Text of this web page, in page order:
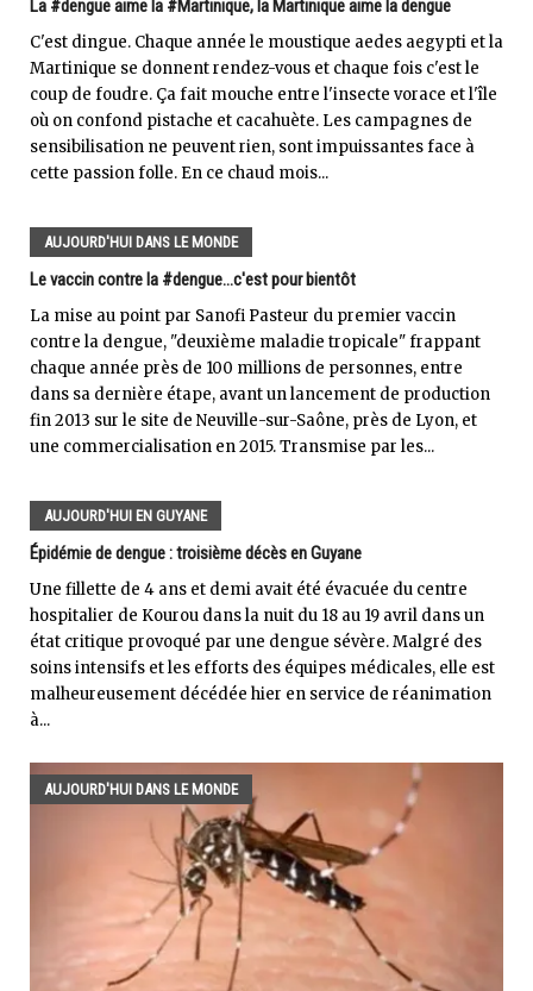
La #dengue aime la #Martinique, la Martinique aime la dengue
C'est dingue. Chaque année le moustique aedes aegypti et la
Martinique se donnent rendez-vous et chaque fois c'est le
coup de foudre. Ça fait mouche entre l'insecte vorace et l'île
où on confond pistache et cacahuète. Les campagnes de
sensibilisation ne peuvent rien, sont impuissantes face à
cette passion folle. En ce chaud mois...
AUJOURD'HUI DANS LE MONDE
Le vaccin contre la #dengue...c'est pour bientôt
La mise au point par Sanofi Pasteur du premier vaccin
contre la dengue, "deuxième maladie tropicale" frappant
chaque année près de 100 millions de personnes, entre
dans sa dernière étape, avant un lancement de production
fin 2013 sur le site de Neuville-sur-Saône, près de Lyon, et
une commercialisation en 2015. Transmise par les...
AUJOURD'HUI EN GUYANE
Épidémie de dengue : troisième décès en Guyane
Une fillette de 4 ans et demi avait été évacuée du centre
hospitalier de Kourou dans la nuit du 18 au 19 avril dans un
état critique provoqué par une dengue sévère. Malgré des
soins intensifs et les efforts des équipes médicales, elle est
malheureusement décédée hier en service de réanimation
à...
AUJOURD'HUI DANS LE MONDE